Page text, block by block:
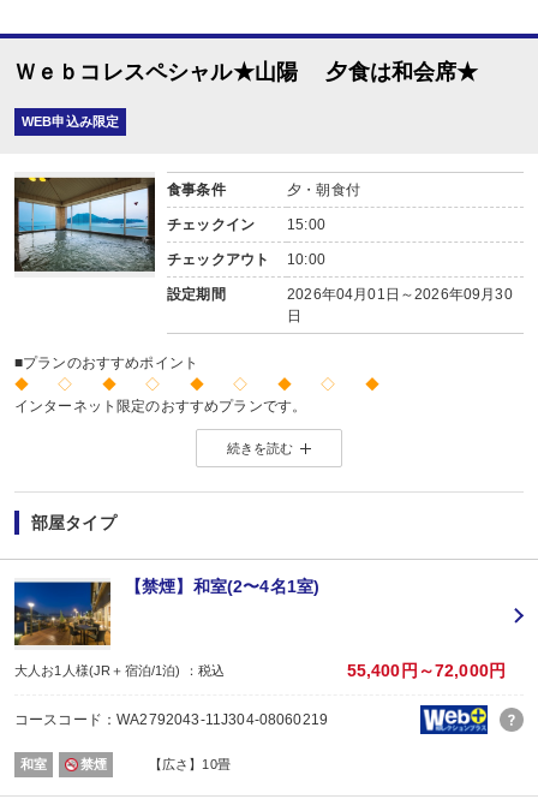
Ｗｅｂコレスペシャル★山陽 夕食は和会席★
WEB申込み限定
食事条件 夕・朝食付
チェックイン 15:00
チェックアウト 10:00
設定期間
2026年04月01日～2026年09月30
日
■プランのおすすめポイント
◆ ◇ ◆ ◇ ◆ ◇ ◆ ◇ ◆
インターネット限定のおすすめプランです。
※店頭・電話・メールでのお問合せや申込みは出来ません。
◆ ◇ ◆ ◇ ◆ ◇ ◆ ◇ ◆
【お楽しみメニュー】
・姉妹館「景勝館 漣亭」との湯めぐりをお楽しみいただけます。
・エステを10％割引でご利用いただけます。
■夕食
場所:
その他（ダイニング）
内容:
和会席
場所:
その他（ダイニング）
内容:
ビュッフェ又は和朝食 ※お選びいただけません。
続きを読む
部屋タイプ
【禁煙】和室(2〜4名1室)
大人お1人様(JR＋宿泊/1泊) ：税込 55,400円～72,000円
コースコード：WA2792043-11J304-08060219
和室 禁煙 【広さ】10畳